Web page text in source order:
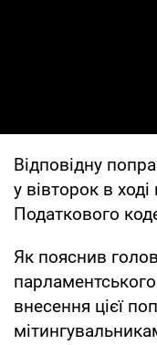
Відповідну
у вівторок в
Податкового
Як пояснив
парламентського
внесення цієї